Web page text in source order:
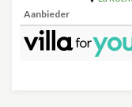
Aanbieder